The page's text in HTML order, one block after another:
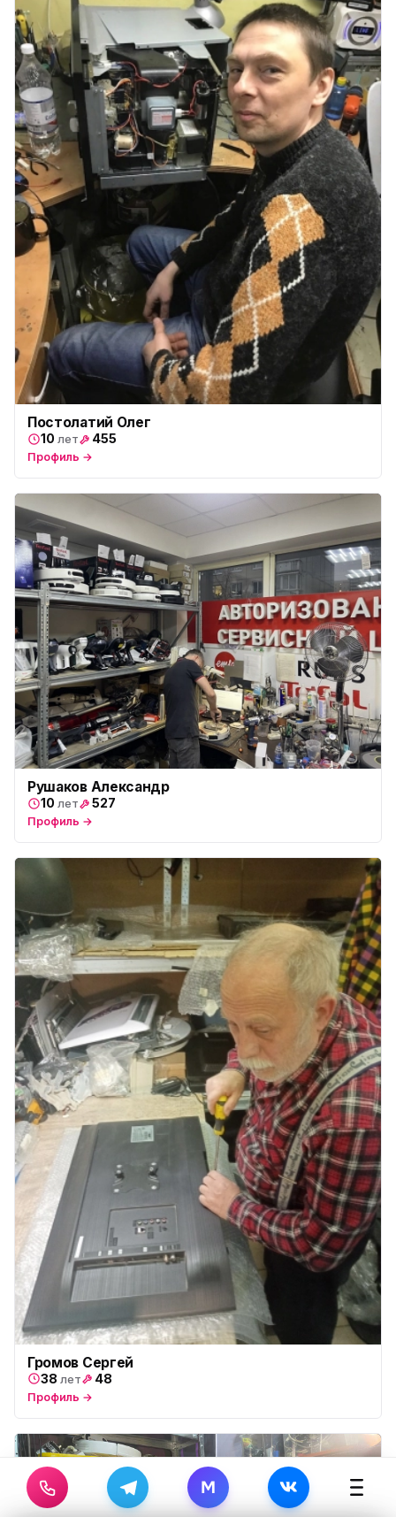
Постолатий Олег
10 лет 455
Профиль →
Рушаков Александр
10 лет 527
Профиль →
Громов Сергей
38 лет 48
Профиль →
M